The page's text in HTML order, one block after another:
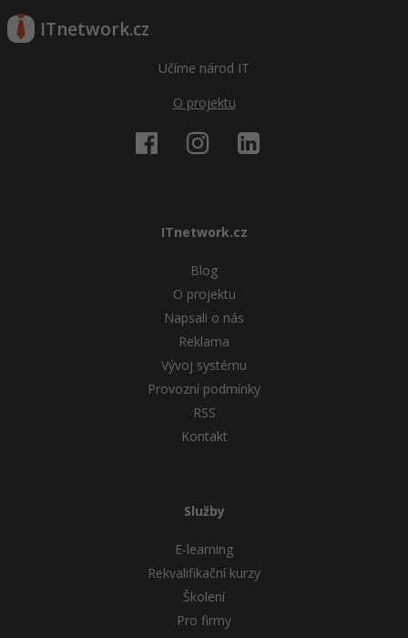
ITnetwork.cz
Učíme národ IT
O projektu
ITnetwork.cz
Blog
O projektu
Napsali o nás
Reklama
Vývoj systému
Provozní podmínky
RSS
Kontakt
Služby
E-learning
Rekvalifikační kurzy
Školení
Pro firmy